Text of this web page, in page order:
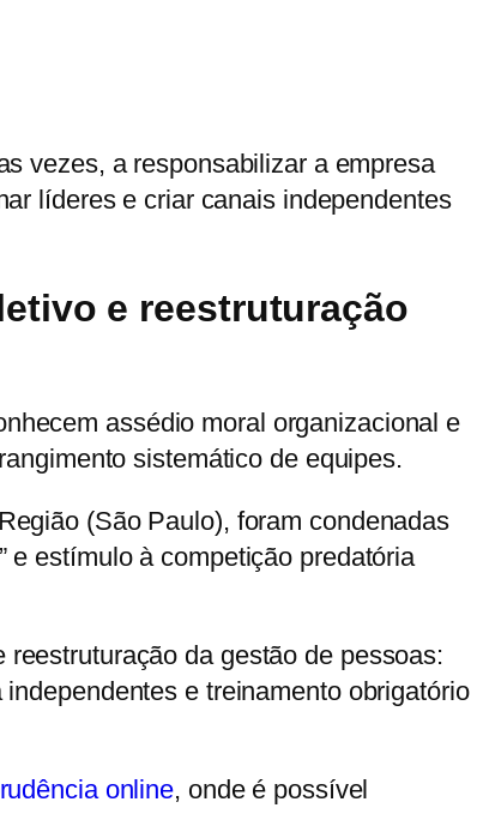
vezes, a responsabilizar a empresa
líderes e criar canais independentes
e reestruturação
assédio moral organizacional e
sistemático de equipes.
(São Paulo), foram condenadas
e estímulo à competição predatória
da gestão de pessoas:
e treinamento obrigatório
online, onde é possível